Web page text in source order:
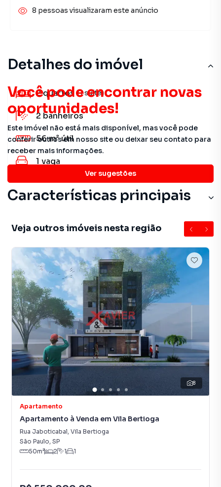
Você pode encontrar novas
oportunidades!
Este imóvel não está mais disponível, mas você pode
conferir outros em nosso site ou deixar seu contato para
receber mais informações.
Ver sugestões
Detalhes do imóvel
2quartos (1 suíte)
2 banheiros
56 m²útil
1 vaga
Características principais
Veja outros imóveis nesta região
8
Apartamento
Apartamento à Venda em Vila Bertioga
Rua Jaboticabal, Vila Bertioga
São Paulo, SP
50m² 2 1 1
8 pessoas visualizaram este anúncio